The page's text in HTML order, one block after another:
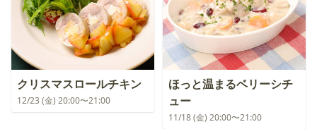
クリスマスロールチキン
12/23 (金) 20:00〜21:00
ほっと温まるベリーシチ
ュー
11/18 (金) 20:00〜21:00